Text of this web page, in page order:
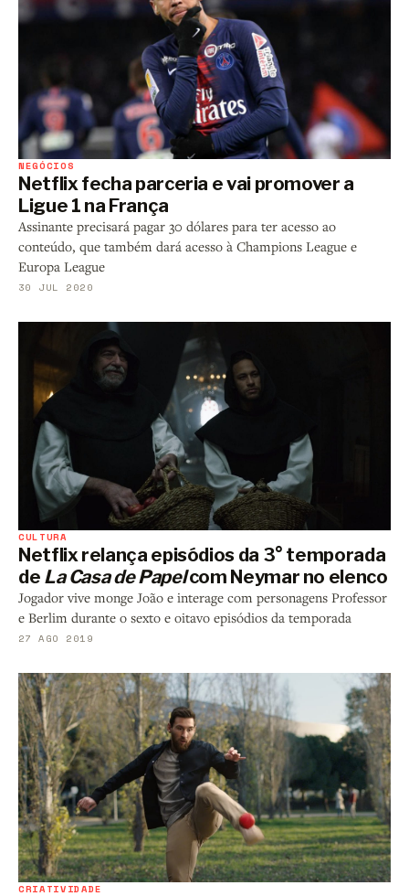
NEGÓCIOS
Netflix fecha parceria e vai promover a
Ligue 1 na França
Assinante precisará pagar 30 dólares para ter acesso ao
conteúdo, que também dará acesso à Champions League e
Europa League
30 JUL 2020
CULTURA
Netflix relança episódios da 3° temporada
de La Casa de Papelcom Neymar no elenco
Jogador vive monge João e interage com personagens Professor
e Berlim durante o sexto e oitavo episódios da temporada
27 AGO 2019
CRIATIVIDADE